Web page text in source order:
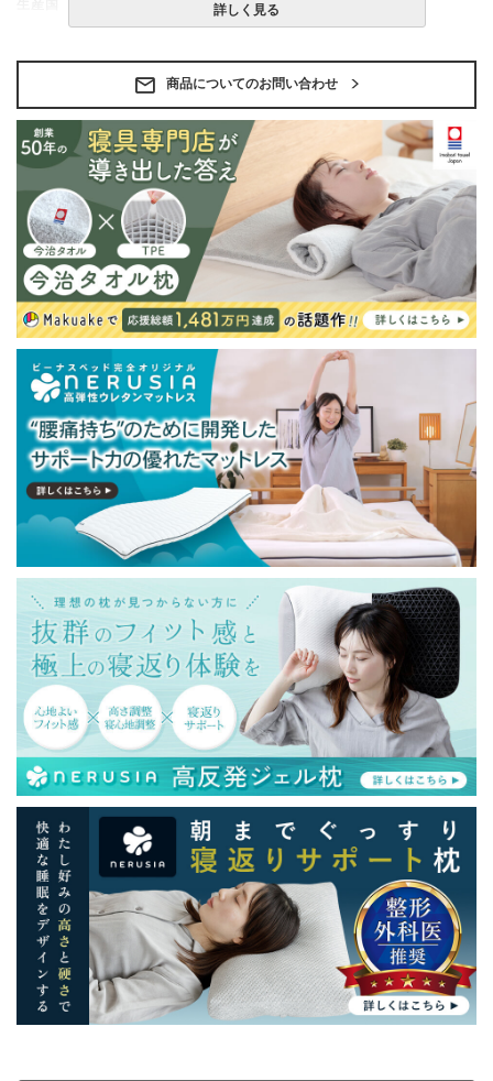
・この商品は組み立て式です。
・ベッドフレームのみの金額です。
※北海道・沖縄・離島等一部地域へのお届けは別途送料
が発生する場合がございます。また発送予定も変更にな
る場合があります。
詳しく見る
商品についてのお問い合わせ